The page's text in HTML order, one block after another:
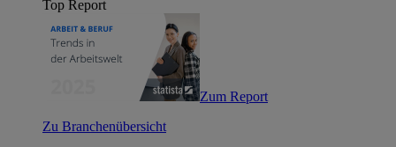
Top Report
Zum Report
Zu Branchenübersicht